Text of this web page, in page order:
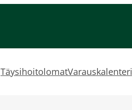
TäysihoitolomatVarauskalenteri